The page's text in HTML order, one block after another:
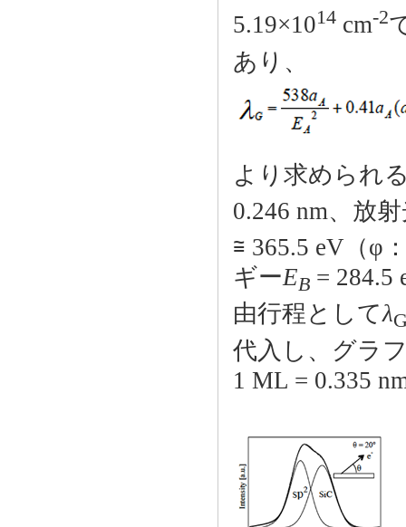
5.19×1014 cm-2
あり、
より求められ
0.246 nm、放
≅ 365.5 eV（φ
ギーEB =
由行程としてλ
代入し、グラ
1 ML = 0.335